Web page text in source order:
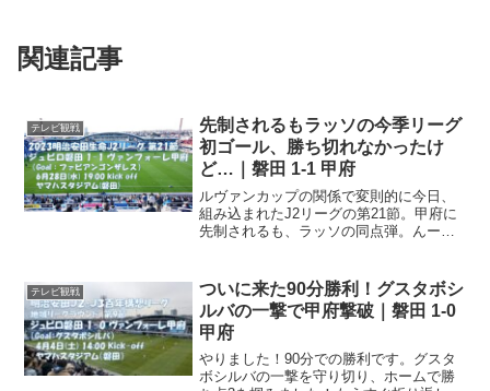
関連記事
テレビ観戦
先制されるもラッソの今季リーグ
初ゴール、勝ち切れなかったけ
ど…｜磐田 1-1 甲府
ルヴァンカップの関係で変則的に今日、
組み込まれたJ2リーグの第21節。甲府に
先制されるも、ラッソの同点弾。んー、
前節で後半戦スタート．．．えっと、第
22節なので間違い...
テレビ観戦
ついに来た90分勝利！グスタボシ
ルバの一撃で甲府撃破｜磐田 1-0
甲府
やりました！90分での勝利です。グスタ
ボシルバの一撃を守り切り、ホームで勝